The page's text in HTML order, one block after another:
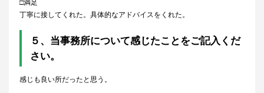
□満足
丁寧に接してくれた。具体的なアドバイスをくれた。
５、当事務所について感じたことをご記入くだ
さい。
感じも良い所だったと思う。